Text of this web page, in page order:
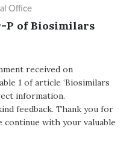
Office
P of Biosimilars
received on
1 of article ‘Biosimilars
information.
feedback. Thank you for
continue with your valuable